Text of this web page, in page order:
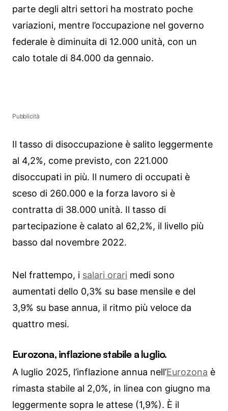
parte degli altri settori ha mostrato poche
variazioni, mentre l’occupazione nel governo
federale è diminuita di 12.000 unità, con un
calo totale di 84.000 da gennaio.
Pubblicità
Il tasso di disoccupazione è salito leggermente
al 4,2%, come previsto, con 221.000
disoccupati in più. Il numero di occupati è
sceso di 260.000 e la forza lavoro si è
contratta di 38.000 unità. Il tasso di
partecipazione è calato al 62,2%, il livello più
basso dal novembre 2022.
Nel frattempo, i salari orari medi sono
aumentati dello 0,3% su base mensile e del
3,9% su base annua, il ritmo più veloce da
quattro mesi.
Eurozona, inflazione stabile a luglio.
A luglio 2025, l’inflazione annua nell’Eurozona è
rimasta stabile al 2,0%, in linea con giugno ma
leggermente sopra le attese (1,9%). È il